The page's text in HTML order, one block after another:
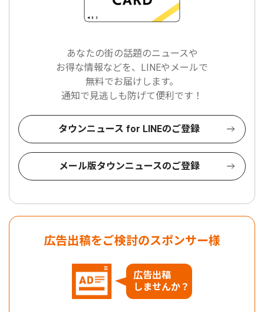
あなたの街の話題のニュースや
お得な情報などを、LINEやメールで
無料でお届けします。
通知で見逃しも防げて便利です！
タウンニュース for LINEのご登録
メール版タウンニュースのご登録
広告出稿をご検討のスポンサー様
広告出稿
しませんか？